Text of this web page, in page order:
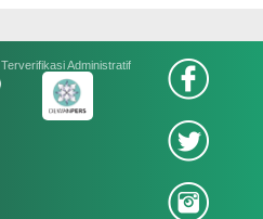
Terverifikasi Administratif